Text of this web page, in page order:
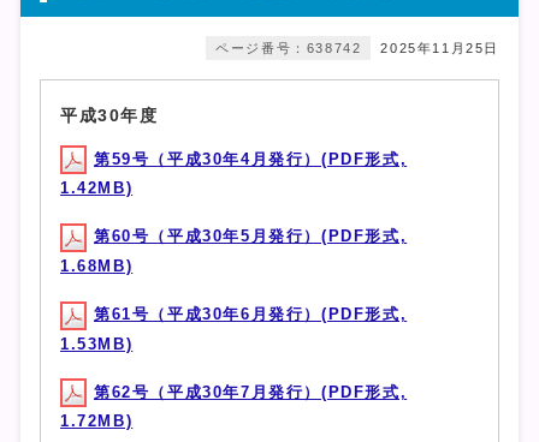
2025年11月25日
ページ番号：638742
平成30年度
第59号（平成30年4月発行）(PDF形式,
1.42MB)
第60号（平成30年5月発行）(PDF形式,
1.68MB)
第61号（平成30年6月発行）(PDF形式,
1.53MB)
第62号（平成30年7月発行）(PDF形式,
1.72MB)